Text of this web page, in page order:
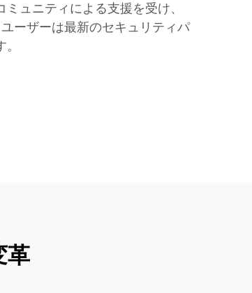
ュニティによる支援を受け、
ーザーは最新のセキュリティパ
革